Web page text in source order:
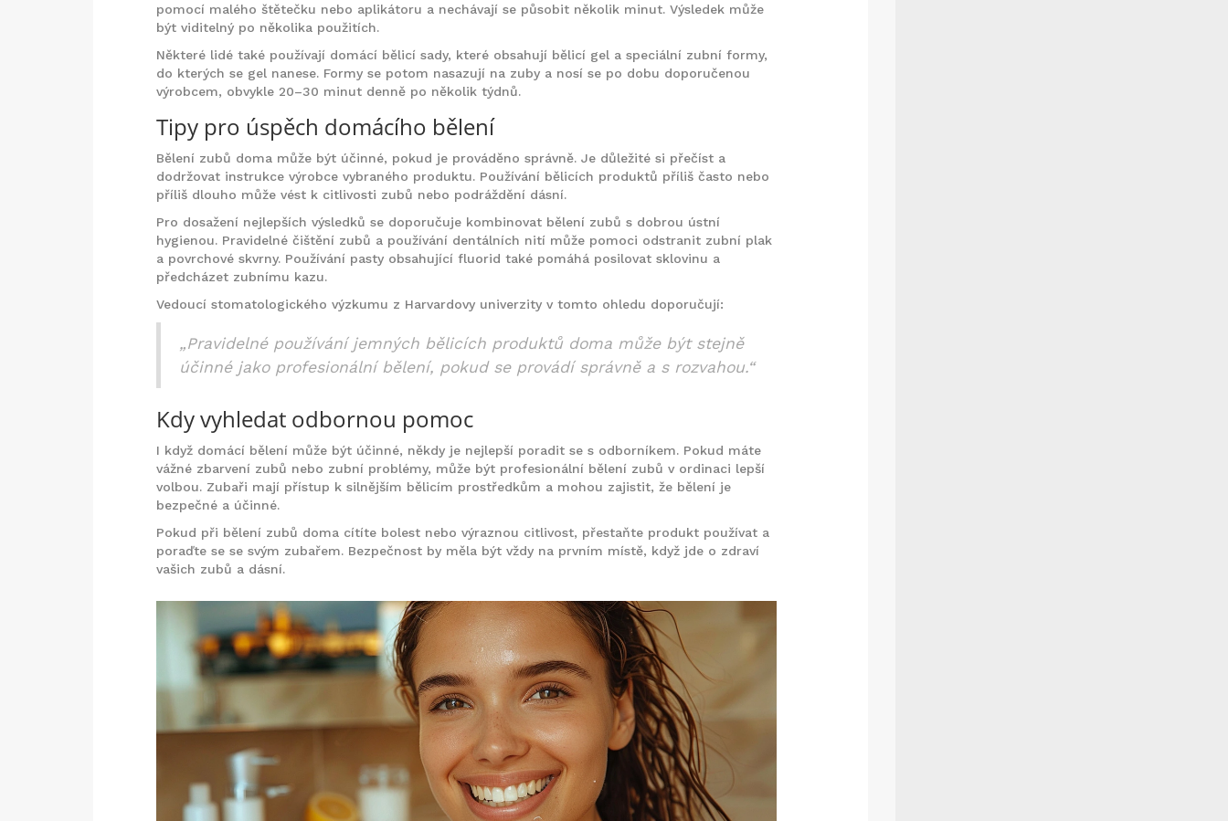
pomocí malého štětečku nebo aplikátoru a nechávají se působit několik minut. Výsledek může
být viditelný po několika použitích.
Některé lidé také používají domácí bělicí sady, které obsahují bělicí gel a speciální zubní formy,
do kterých se gel nanese. Formy se potom nasazují na zuby a nosí se po dobu doporučenou
výrobcem, obvykle 20–30 minut denně po několik týdnů.
Tipy pro úspěch domácího bělení
Bělení zubů doma může být účinné, pokud je prováděno správně. Je důležité si přečíst a
dodržovat instrukce výrobce vybraného produktu. Používání bělicích produktů příliš často nebo
příliš dlouho může vést k citlivosti zubů nebo podráždění dásní.
Pro dosažení nejlepších výsledků se doporučuje kombinovat bělení zubů s dobrou ústní
hygienou. Pravidelné čištění zubů a používání dentálních nití může pomoci odstranit zubní plak
a povrchové skvrny. Používání pasty obsahující fluorid také pomáhá posilovat sklovinu a
předcházet zubnímu kazu.
Vedoucí stomatologického výzkumu z Harvardovy univerzity v tomto ohledu doporučují:
„Pravidelné používání jemných bělicích produktů doma může být stejně
účinné jako profesionální bělení, pokud se provádí správně a s rozvahou.“
Kdy vyhledat odbornou pomoc
I když domácí bělení může být účinné, někdy je nejlepší poradit se s odborníkem. Pokud máte
vážné zbarvení zubů nebo zubní problémy, může být profesionální bělení zubů v ordinaci lepší
volbou. Zubaři mají přístup k silnějším bělicím prostředkům a mohou zajistit, že bělení je
bezpečné a účinné.
Pokud při bělení zubů doma cítíte bolest nebo výraznou citlivost, přestaňte produkt používat a
poraďte se se svým zubařem. Bezpečnost by měla být vždy na prvním místě, když jde o zdraví
vašich zubů a dásní.